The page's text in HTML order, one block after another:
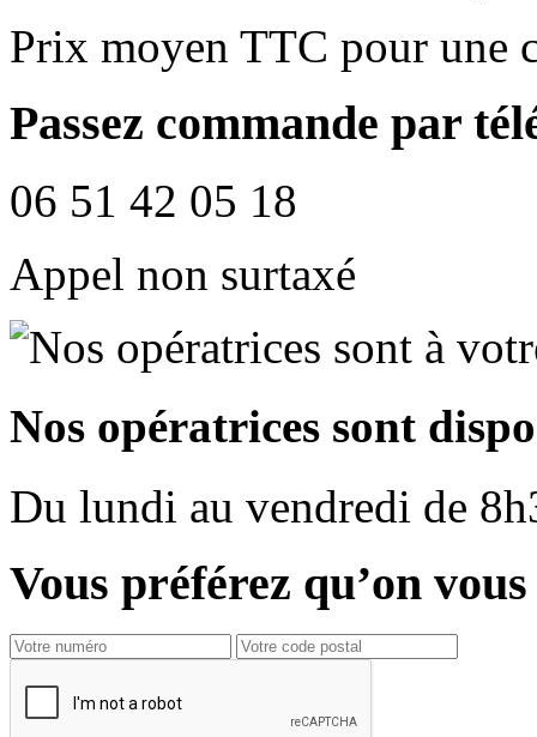
Prix moyen TTC pour une
Passez commande par
06 51 42 05 18
Appel non surtaxé
Nos opératrices sont
Du lundi au vendredi de
Vous préférez qu’on